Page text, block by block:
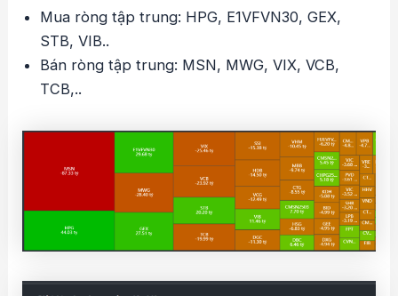
Mua ròng tập trung: HPG, E1VFVN30, GEX,
STB, VIB..
Bán ròng tập trung: MSN, MWG, VIX, VCB,
TCB,..